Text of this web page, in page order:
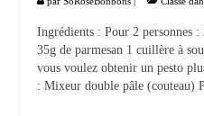
Ingrédients : Pour 2 personnes
35g de parmesan 1 cuillère à
vous voulez obtenir un pesto
: Mixeur double pâle (couteau)